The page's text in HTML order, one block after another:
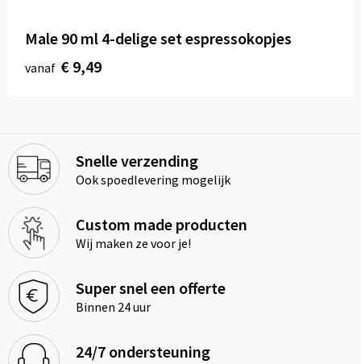
Male 90 ml 4-delige set espressokopjes
vanaf € 9,49
Snelle verzending
Ook spoedlevering mogelijk
Custom made producten
Wij maken ze voor je!
Super snel een offerte
Binnen 24 uur
24/7 ondersteuning